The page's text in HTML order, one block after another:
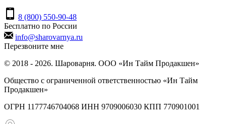
8 (800) 550-90-48
Бесплатно по России
info@sharovarnya.ru
Перезвоните мне
© 2018 - 2026. Шароварня. ООО «Ин Тайм Продакшен»
Общество с ограниченной ответственностью «Ин Тайм
Продакшен»
ОГРН 1177746704068 ИНН 9709006030 КПП 770901001